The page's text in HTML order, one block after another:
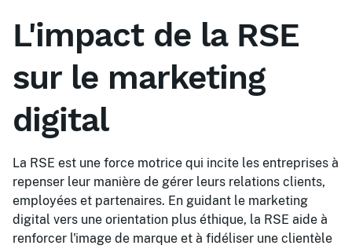
L'impact de la RSE
sur le marketing
digital
La RSE est une force motrice qui incite les entreprises à
repenser leur manière de gérer leurs relations clients,
employées et partenaires. En guidant le marketing
digital vers une orientation plus éthique, la RSE aide à
renforcer l'image de marque et à fidéliser une clientèle